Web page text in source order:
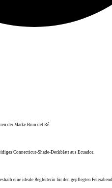
der Marke Brun del Ré.
Connecticut-Shade-Deckblatt aus Ecuador.
eine ideale Begleiterin für den gepflegten Feierabend.